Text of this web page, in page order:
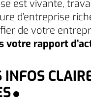
est vivante,
d’entreprise
de votre
votre rapport
INFOS